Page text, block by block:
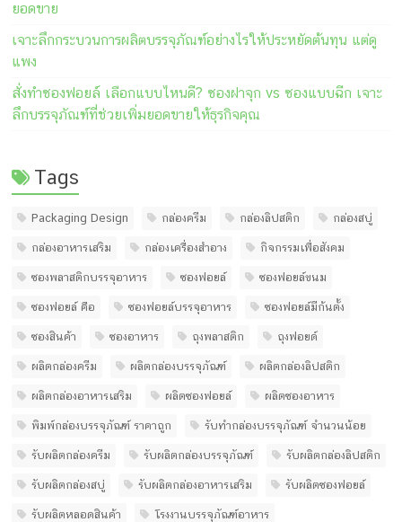
ยอดขาย
เจาะลึกกระบวนการผลิตบรรจุภัณฑ์อย่างไรให้ประหยัดต้นทุน แต่ดู
แพง
สั่งทำซองฟอยล์ เลือกแบบไหนดี? ซองฝาจุก vs ซองแบบฉีก เจาะ
ลึกบรรจุภัณฑ์ที่ช่วยเพิ่มยอดขายให้ธุรกิจคุณ
Tags
Packaging Design กล่องครีม กล่องลิปสติก กล่องสบู่
กล่องอาหารเสริม กล่องเครื่องสำอาง กิจกรรมเพื่อสังคม
ซองพลาสติกบรรจุอาหาร ซองฟอยล์ ซองฟอยล์ขนม
ซองฟอยล์ คือ ซองฟอยล์บรรจุอาหาร ซองฟอยล์มีก้นตั้ง
ซองสินค้า ซองอาหาร ถุงพลาสติก ถุงฟอยด์
ผลิตกล่องครีม ผลิตกล่องบรรจุภัณฑ์ ผลิตกล่องลิปสติก
ผลิตกล่องอาหารเสริม ผลิตซองฟอยล์ ผลิตซองอาหาร
พิมพ์กล่องบรรจุภัณฑ์ ราคาถูก รับทํากล่องบรรจุภัณฑ์ จํานวนน้อย
รับผลิตกล่องครีม รับผลิตกล่องบรรจุภัณฑ์ รับผลิตกล่องลิปสติก
รับผลิตกล่องสบู่ รับผลิตกล่องอาหารเสริม รับผลิตซองฟอยล์
รับผลิตหลอดสินค้า โรงงานบรรจุภัณฑ์อาหาร